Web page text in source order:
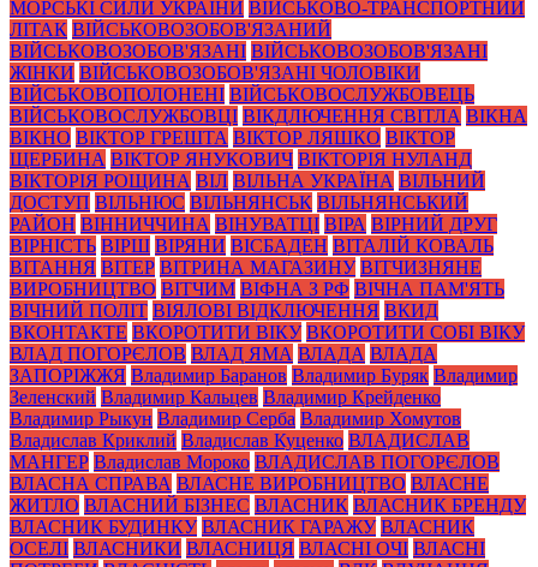
МОРСЬКІ СИЛИ УКРАЇНИ ВІЙСЬКОВО-ТРАНСПОРТНИЙ
ЛІТАК ВІЙСЬКОВОЗОБОВ'ЯЗАНИЙ
ВІЙСЬКОВОЗОБОВ'ЯЗАНІ ВІЙСЬКОВОЗОБОВ'ЯЗАНІ
ЖІНКИ ВІЙСЬКОВОЗОБОВ'ЯЗАНІ ЧОЛОВІКИ
ВІЙСЬКОВОПОЛОНЕНІ ВІЙСЬКОВОСЛУЖБОВЕЦЬ
ВІЙСЬКОВОСЛУЖБОВЦІ ВІКДЛЮЧЕННЯ СВІТЛА ВІКНА
ВІКНО ВІКТОР ГРЕШТА ВІКТОР ЛЯШКО ВІКТОР
ЩЕРБИНА ВІКТОР ЯНУКОВИЧ ВІКТОРІЯ НУЛАНД
ВІКТОРІЯ РОЩИНА ВІЛ ВІЛЬНА УКРАЇНА ВІЛЬНИЙ
ДОСТУП ВІЛЬНЮС ВІЛЬНЯНСЬК ВІЛЬНЯНСЬКИЙ
РАЙОН ВІННИЧЧИНА ВІНУВАТЦІ ВІРА ВІРНИЙ ДРУГ
ВІРНІСТЬ ВІРШ ВІРЯНИ ВІСБАДЕН ВІТАЛІЙ КОВАЛЬ
ВІТАННЯ ВІТЕР ВІТРИНА МАГАЗИНУ ВІТЧИЗНЯНЕ
ВИРОБНИЦТВО ВІТЧИМ ВІФНА З РФ ВІЧНА ПАМ'ЯТЬ
ВІЧНИЙ ПОЛІТ ВІЯЛОВІ ВІДКЛЮЧЕННЯ ВКИД
ВКОНТАКТЕ ВКОРОТИТИ ВІКУ ВКОРОТИТИ СОБІ ВІКУ
ВЛАД ПОГОРЄЛОВ ВЛАД ЯМА ВЛАДА ВЛАДА
ЗАПОРІЖЖЯ Владимир Баранов Владимир Буряк Владимир
Зеленский Владимир Кальцев Владимир Крейденко
Владимир Рыкун Владимир Серба Владимир Хомутов
Владислав Криклий Владислав Куценко ВЛАДИСЛАВ
МАНГЕР Владислав Мороко ВЛАДИСЛАВ ПОГОРЄЛОВ
ВЛАСНА СПРАВА ВЛАСНЕ ВИРОБНИЦТВО ВЛАСНЕ
ЖИТЛО ВЛАСНИЙ БІЗНЕС ВЛАСНИК ВЛАСНИК БРЕНДУ
ВЛАСНИК БУДИНКУ ВЛАСНИК ГАРАЖУ ВЛАСНИК
ОСЕЛІ ВЛАСНИКИ ВЛАСНИЦЯ ВЛАСНІ ОЧІ ВЛАСНІ